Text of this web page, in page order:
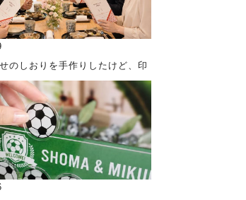
のしおりを手作りしたけど、印